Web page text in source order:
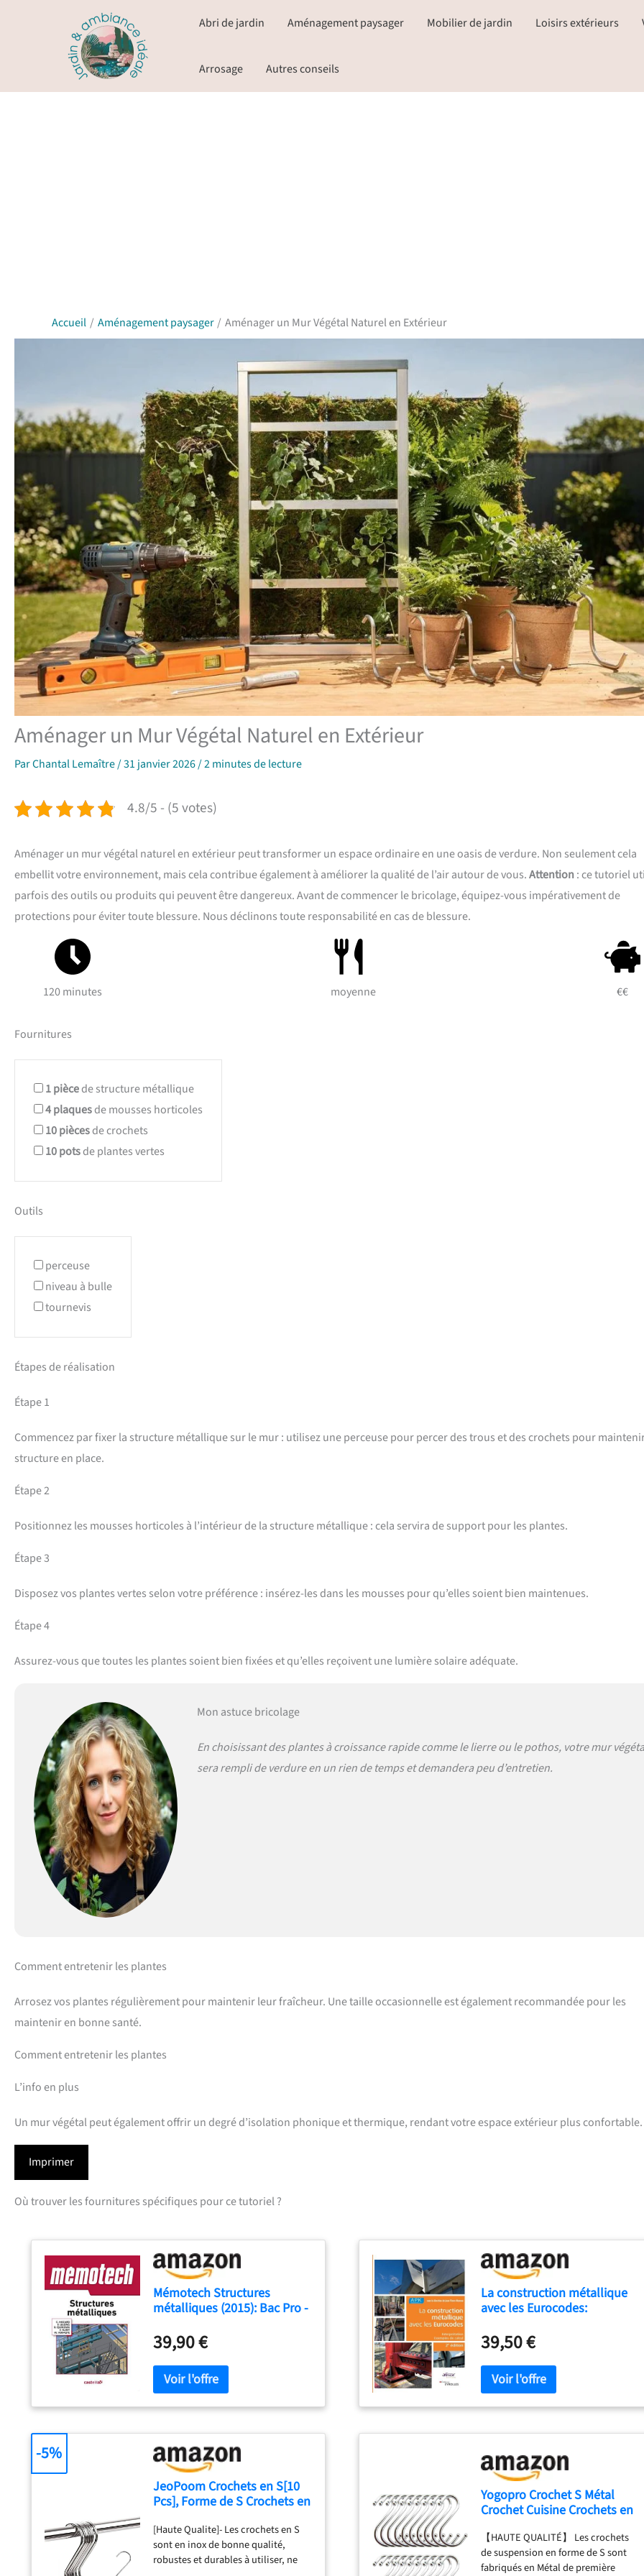
Abri de jardin Aménagement paysager Mobilier de jardin Loisirs extérieurs
Arrosage Autres conseils
Accueil Aménagement paysager Aménager un Mur Végétal Naturel en Extérieur
Aménager un Mur Végétal Naturel en Extérieur
ParChantal Lemaître/31 janvier 2026/2 minutes de lecture
4.8/5 - (5 votes)
Aménager un mur végétal naturel en extérieur peut transformer un espace ordinaire en une oasis de verdure. Non seulement cela
embellit votre environnement, mais cela contribue également à améliorer la qualité de l’air autour de vous.Attention: ce tutoriel
parfois des outils ou produits qui peuvent être dangereux. Avant de commencer le bricolage, équipez-vous impérativement de
protections pour éviter toute blessure. Nous déclinons toute responsabilité en cas de blessure.
120 minutes moyenne €€
Fournitures
1piècede structure métallique
4plaquesde mousses horticoles
10piècesde crochets
10potsde plantes vertes
Outils
perceuse
niveau à bulle
tournevis
Étapes de réalisation
Étape 1
Commencez par fixer la structure métallique sur le mur : utilisez une perceuse pour percer des trous et des crochets pour
structure en place.
Étape 2
Positionnez les mousses horticoles à l’intérieur de la structure métallique : cela servira de support pour les plantes.
Étape 3
Disposez vos plantes vertes selon votre préférence : insérez-les dans les mousses pour qu’elles soient bien maintenues.
Étape 4
Assurez-vous que toutes les plantes soient bien fixées et qu’elles reçoivent une lumière solaire adéquate.
Mon astuce bricolage
En choisissant des plantes à croissance rapide comme le lierre ou le pothos, votre mur
sera rempli de verdure en un rien de temps et demandera peu d’entretien.
Comment entretenir les plantes
Arrosez vos plantes régulièrement pour maintenir leur fraîcheur. Une taille occasionnelle est également recommandée pour les
maintenir en bonne santé.
Comment entretenir les plantes
L’info en plus
Un mur végétal peut également offrir un degré d’isolation phonique et thermique, rendant votre espace extérieur plus confortable.
Imprimer
Où trouver les fournitures spécifiques pour ce tutoriel ?
Mémotech Structures
métalliques (2015): Bac Pro -
39,90 €
La construction métallique
avec les Eurocodes:
de calcul
39,50 €
JeoPoom Crochets en S[10
Pcs], Forme de S Crochets en
Multifonctions, pour Cuisine,
Salle de Bain, Chambre et
Bureau(Argent)
[Haute Qualite]- Les crochets en S
sont en inox de bonne qualité,
robustes et durables à utiliser, ne
-5%
Yogopro Crochet S Métal
Crochet Cuisine Crochets en
Accroche Ustensiles de
Cuisine(Lot de 20)
【HAUTE QUALITÉ】 Les crochets
de suspension en forme de S sont
fabriqués en Métal de première